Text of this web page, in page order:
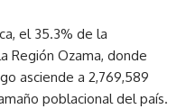
el 35.3% de la
Región Ozama, donde
asciende a 2,769,589
poblacional del país.